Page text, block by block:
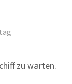
zu warten.